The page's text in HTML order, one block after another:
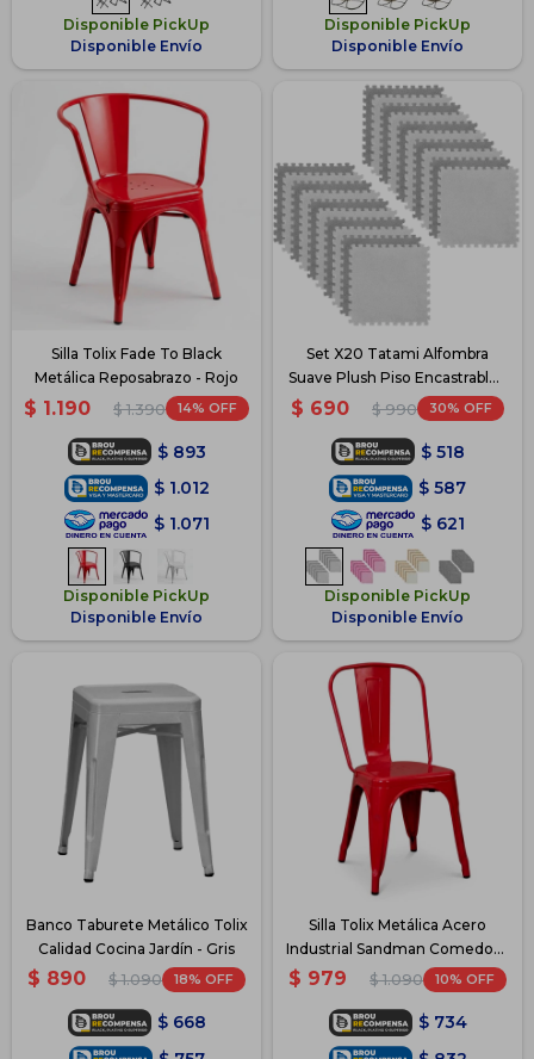
Disponible PickUp
Disponible Envío
Disponible PickUp
Disponible Envío
Silla Tolix Fade To Black
Metálica Reposabrazo - Rojo
$ 1.190 $ 1.390 14
$ 893
$ 1.012
$ 1.071
Disponible PickUp
Disponible Envío
Set X20 Tatami Alfombra
Suave Plush Piso Encastrable -
Gris
$ 690 $ 990 30
$ 518
$ 587
$ 621
Disponible PickUp
Disponible Envío
Banco Taburete Metálico Tolix
Calidad Cocina Jardín - Gris
$ 890 $ 1.090 18
$ 668
Silla Tolix Metálica Acero
Industrial Sandman Comedor -
Rojo
$ 979 $ 1.090 10
$ 734